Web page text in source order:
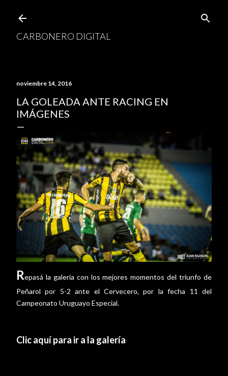
CARBONERO DIGITAL
noviembre 14, 2016
LA GOLEADA ANTE RACING EN
IMÁGENES
Repasá la galería con los mejores momentos del triunfo de
Peñarol por 5-2 ante el Cervecero, por la fecha 11 del
Campeonato Uruguayo Especial.
Clic aquí para ir a la galería